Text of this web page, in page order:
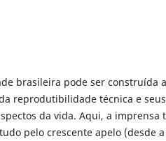
brasileira pode ser construída a
reprodutibilidade técnica e seus
da vida. Aqui, a imprensa
pelo crescente apelo (desde a